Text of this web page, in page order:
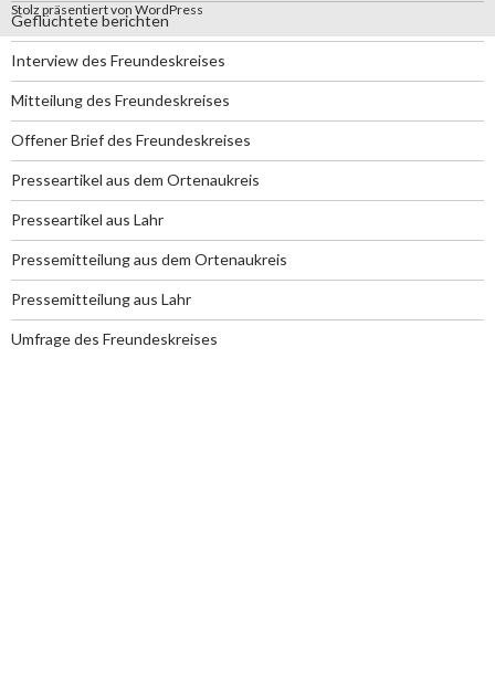
Geflüchtete berichten
Interview des Freundeskreises
Mitteilung des Freundeskreises
Offener Brief des Freundeskreises
Presseartikel aus dem Ortenaukreis
Presseartikel aus Lahr
Pressemitteilung aus dem Ortenaukreis
Pressemitteilung aus Lahr
Umfrage des Freundeskreises
Stolz präsentiert von WordPress